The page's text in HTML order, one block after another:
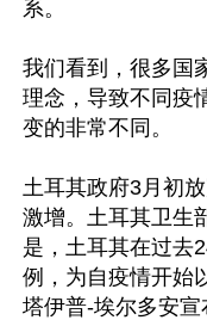
系。
我们看到，很多国
理念，导致不同疫
变的非常不同。
土耳其政府3月初
激增。土耳其卫生
是，土耳其在过去
例，为自疫情开始
塔伊普-埃尔多安